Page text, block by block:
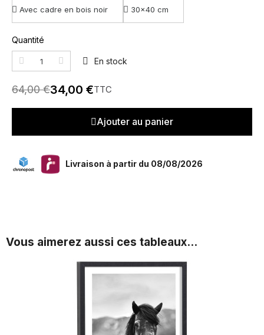
Quantité
En stock
64,00 €34,00 €TTC
Ajouter au panier
Livraison à partir du 08/08/2026
Vous aimerez aussi ces tableaux...